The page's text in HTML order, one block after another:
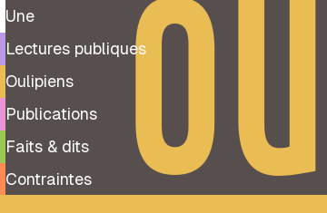
Une
Lectures publiques
Oulipiens
Publications
Faits & dits
Contraintes